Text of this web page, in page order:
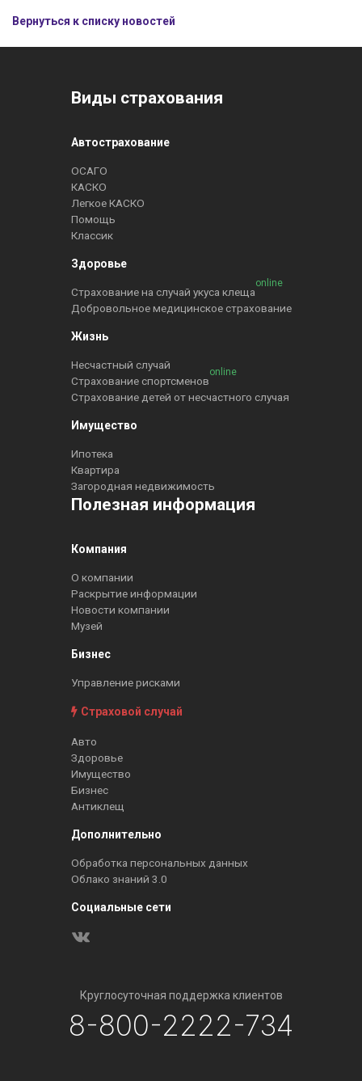
Вернуться к списку новостей
Виды страхования
Автострахование
ОСАГО
КАСКО
Легкое КАСКО
Помощь
Классик
Здоровье
Страхование на случай укуса клеща
online
Добровольное медицинское страхование
Жизнь
Несчастный случай
Страхование спортсменов
online
Страхование детей от несчастного случая
Имущество
Ипотека
Квартира
Загородная недвижимость
Полезная информация
Компания
О компании
Раскрытие информации
Новости компании
Музей
Бизнес
Управление рисками
Страховой случай
Авто
Здоровье
Имущество
Бизнес
Антиклещ
Дополнительно
Обработка персональных данных
Облако знаний 3.0
Социальные сети
Круглосуточная поддержка клиентов
8-800-2222-734